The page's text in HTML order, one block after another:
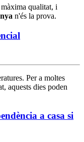
qualitat, i
n'és la prova.
Per a moltes
aquests dies poden
a casa si